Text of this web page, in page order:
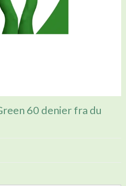
60 denier fra du